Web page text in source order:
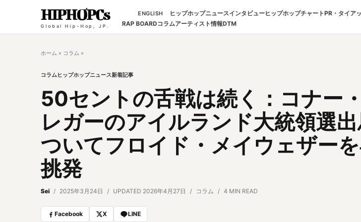
HIPHOPCs
Global Hip-Hop, JP.
ENGLISH ヒップホップニュースインタビューヒップホップチャートPR・タイア
RAP BOARDコラムアーティスト情報DTM
ホーム » コラム »
コラムヒップホップニュース新着記事
50セントの舌戦は続く：コナー
レガーのアイルランド大統領選
ついてフロイド・メイウェザー
挑発
Sei 2025年3月24日 UPDATED 2026年4月27日 コラム 4 MIN READ
Facebook X LINE